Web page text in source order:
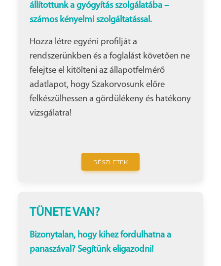
állítottunk a gyógyítás szolgálatába –
számos kényelmi szolgáltatással.
Hozza létre egyéni profilját a
rendszerünkben és a foglalást követően ne
felejtse el kitölteni az állapotfelmérő
adatlapot, hogy Szakorvosunk előre
felkészülhessen a gördülékeny és hatékony
vizsgálatra!
RÉSZLETEK
TÜNETE VAN?
Bizonytalan, hogy kihez fordulhatna a
panaszával? Segítünk eligazodni!